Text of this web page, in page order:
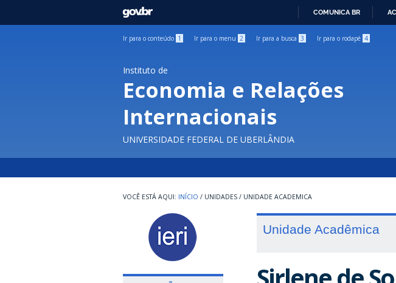
GOVBR
COMUNICA BR
Ir para o conteúdo 1 Ir para o menu 2 Ir para a busca 3 Ir para o rodapé 4
Instituto de
Economia e Relações
Internacionais
UNIVERSIDADE FEDERAL DE UBERLÂNDIA
INÍCIO / UNIDADES / UNIDADE ACADEMICA
Unidade Acadêmica